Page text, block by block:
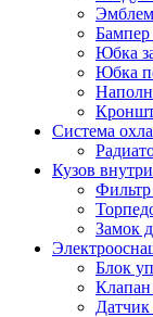
Бампер
Юбка
Юбка
Система
Кузов
Фильтр
Замок
Блок
Датчик